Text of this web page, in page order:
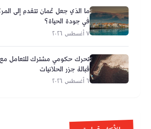
ما الذي جعل عُمان تتقدم إلى
في جودة الحياة؟
٧ أغسطس ٢٠٢٦
تحرك حكومي مشترك للتعامل
قبالة جزر الحلانيات
٦ أغسطس ٢٠٢٦